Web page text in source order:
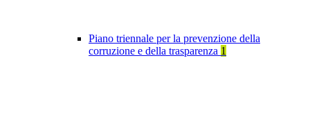
Piano triennale per la prevenzione della
corruzione e della trasparenza 1